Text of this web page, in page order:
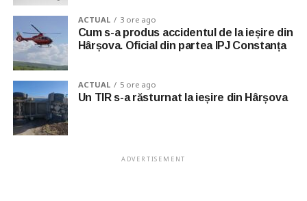
ACTUAL 3 ore ago
Cum s-a produs accidentul de la ieșire din
Hârșova. Oficial din partea IPJ Constanța
ACTUAL 5 ore ago
Un TIR s-a răsturnat la ieșire din Hârșova
ADVERTISEMENT